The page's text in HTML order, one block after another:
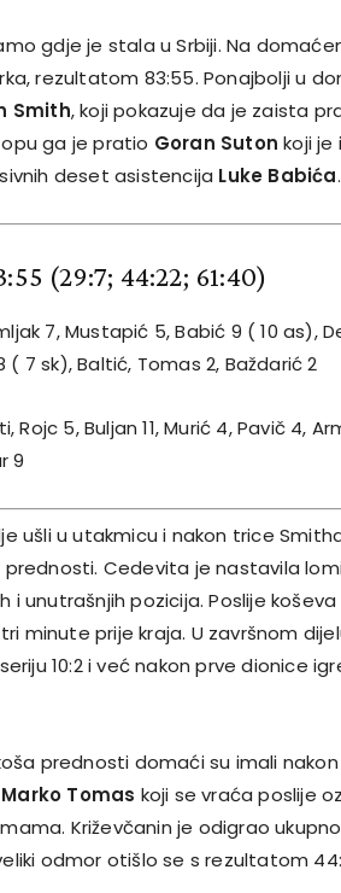
gdje je stala u Srbiji. Na
rezultatom 83:55. Ponajbolji u
Smith, koji pokazuje da je zaista
ga je pratio Goran Suton koji je
deset asistencija Luke Babića.
(29:7; 44:22; 61:40)
7, Mustapić 5, Babić 9 ( 10 as),
( 7 sk), Baltić, Tomas 2, Baždarić 2
Rojc 5, Buljan 11, Murić 4, Pavič 4,
9
ušli u utakmicu i nakon trice
Cedevita je nastavila
i unutrašnjih pozicija. Poslije koševa
minute prije kraja. U završnom
10:2 i već nakon prve dionice
prednosti domaći su imali
Marko Tomas koji se vraća poslije
Križevčanin je odigrao
odmor otišlo se s rezultatom